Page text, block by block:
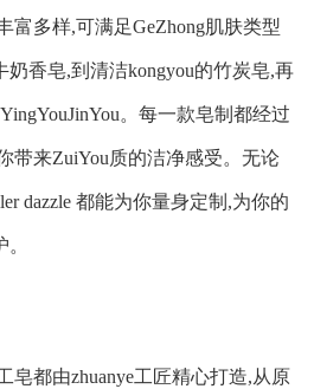
富多样,可满足GeZhong肌肤类型
香皂,到清洁kongyou的竹炭皂,再
。每一款皂制都经过
带来ZuiYou质的洁净感受。无论
dazzle 都能为你量身定制,为你的
皂都由zhuanye工匠精心打造,从原